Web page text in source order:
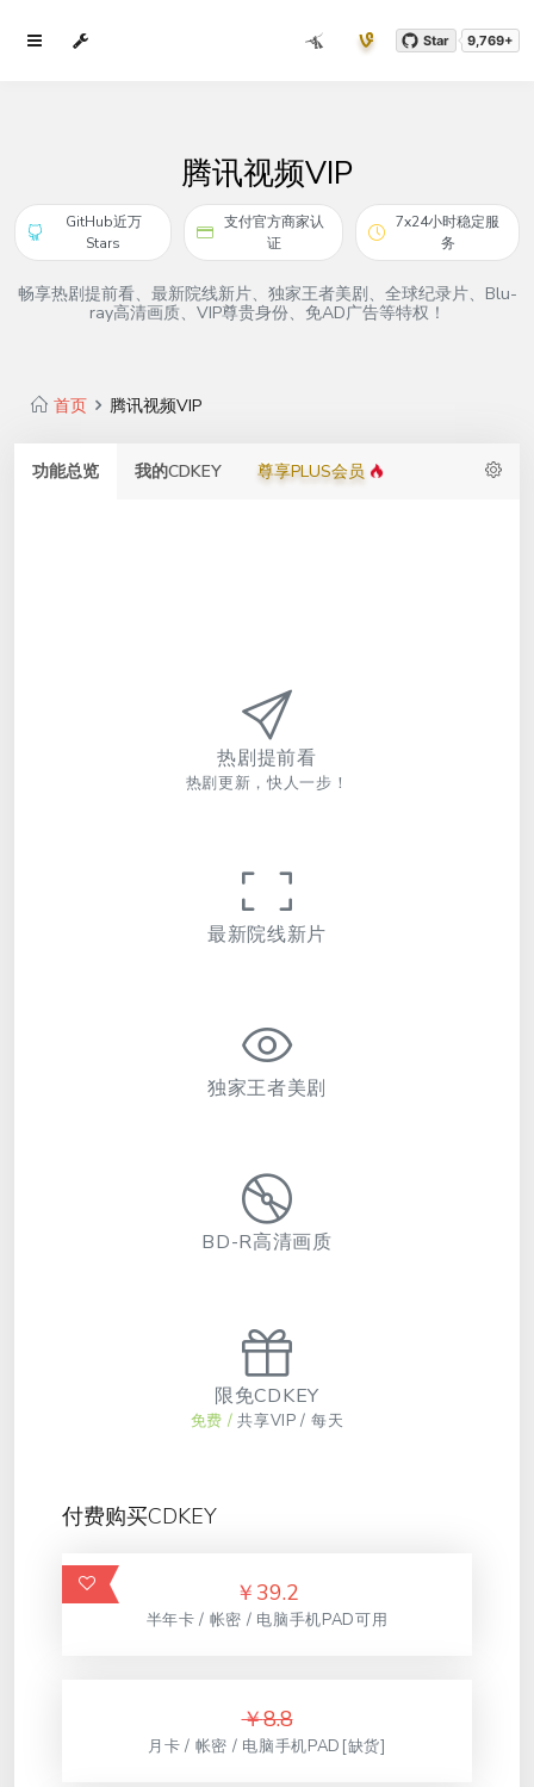
Star 9,769+
腾讯视频VIP
GitHub近万
Stars
支付官方商家认
证
7x24小时稳定服
务
畅享热剧提前看、最新院线新片、独家王者美剧、全球纪录片、Blu-
ray高清画质、VIP尊贵身份、免AD广告等特权！
首页 腾讯视频VIP
功能总览 我的CDKEY 尊享PLUS会员
热剧提前看
热剧更新，快人一步！
最新院线新片
独家王者美剧
BD-R高清画质
限免CDKEY
免费 /共享VIP / 每天
付费购买CDKEY
￥ 39.2
半年卡 / 帐密 / 电脑手机PAD可用
￥8.8
月卡 / 帐密 / 电脑手机PAD[缺货]